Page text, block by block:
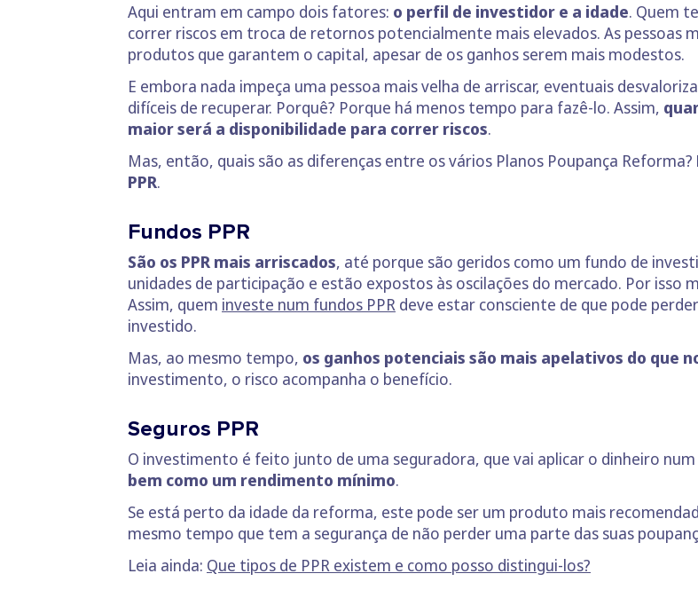
Aqui entram em campo dois fatores: o perfil de investidor e a idade. Quem
correr riscos em troca de retornos potencialmente mais elevados. As pessoas
produtos que garantem o capital, apesar de os ganhos serem mais modestos.
E embora nada impeça uma pessoa mais velha de arriscar, eventuais
difíceis de recuperar. Porquê? Porque há menos tempo para fazê-lo. Assim,
maior será a disponibilidade para correr riscos.
Mas, então, quais são as diferenças entre os vários Planos Poupança Reforma?
PPR.
Fundos PPR
São os PPR mais arriscados, até porque são geridos como um fundo de
unidades de participação e estão expostos às oscilações do mercado. Por
Assim, quem investe num fundos PPR deve estar consciente de que pode
investido.
Mas, ao mesmo tempo, os ganhos potenciais são mais apelativos do que
investimento, o risco acompanha o benefício.
Seguros PPR
O investimento é feito junto de uma seguradora, que vai aplicar o dinheiro
bem como um rendimento mínimo.
Se está perto da idade da reforma, este pode ser um produto mais
mesmo tempo que tem a segurança de não perder uma parte das suas
Leia ainda: Que tipos de PPR existem e como posso distingui-los?